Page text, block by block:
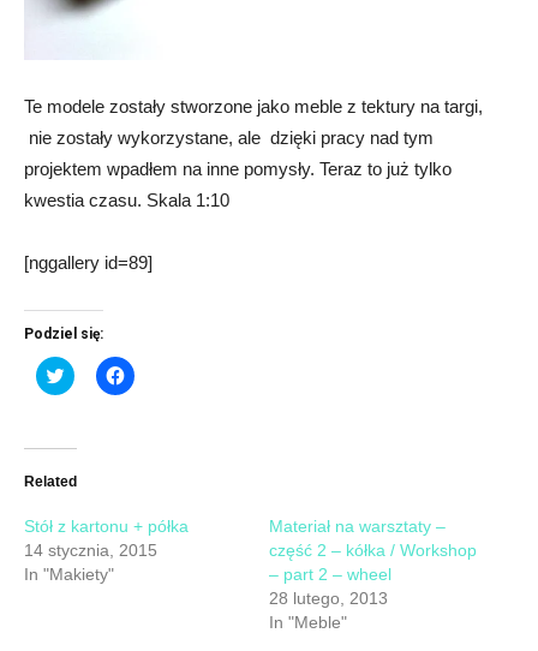
Te modele zostały stworzone jako meble z tektury na targi,
nie zostały wykorzystane, ale dzięki pracy nad tym
projektem wpadłem na inne pomysły. Teraz to już tylko
kwestia czasu. Skala 1:10
[nggallery id=89]
Podziel się:
Click
to
(Opens
new
Click
to
Related
Stół z kartonu + półka
14 stycznia, 2015
In "Makiety"
Materiał na warsztaty –
część 2 – kółka / Workshop
– part 2 – wheel
28 lutego, 2013
In "Meble"